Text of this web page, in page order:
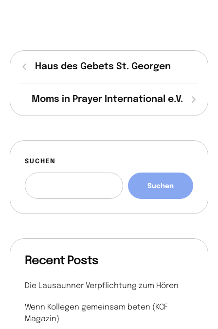
Haus des Gebets St. Georgen
Moms in Prayer International e.V.
SUCHEN
Suchen
Recent Posts
Die Lausaunner Verpflichtung zum Hören
Wenn Kollegen gemeinsam beten (KCF
Magazin)